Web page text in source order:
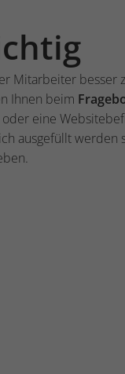
Mitarbeiter besser
Ihnen beim
oder eine
ausgefüllt werden